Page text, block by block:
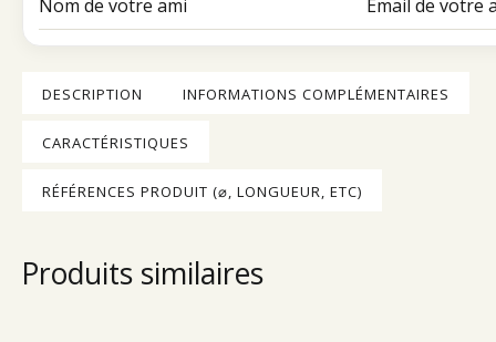
DESCRIPTION INFORMATIONS COMPLÉMENTAIRES
CARACTÉRISTIQUES
RÉFÉRENCES PRODUIT (⌀, LONGUEUR, ETC)
Produits similaires